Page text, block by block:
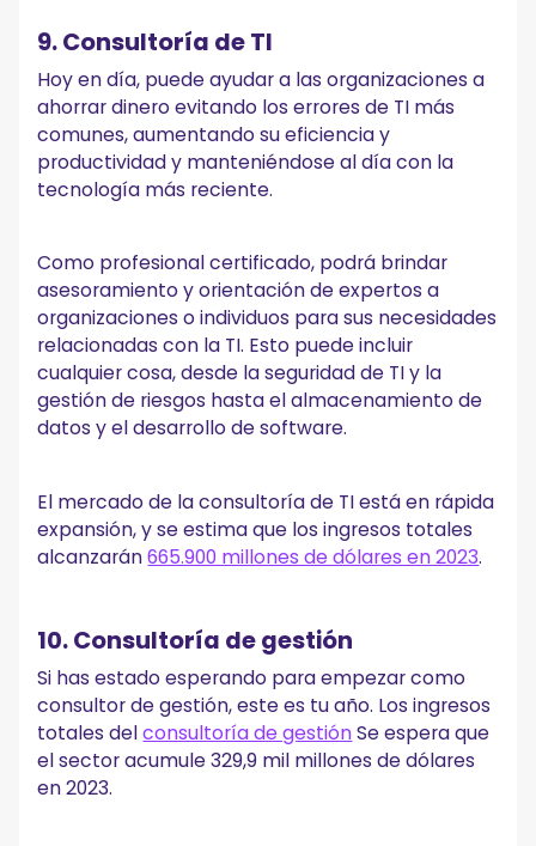
9. Consultoría de TI
Hoy en día, puede ayudar a las organizaciones a
ahorrar dinero evitando los errores de TI más
comunes, aumentando su eficiencia y
productividad y manteniéndose al día con la
tecnología más reciente.
Como profesional certificado, podrá brindar
asesoramiento y orientación de expertos a
organizaciones o individuos para sus necesidades
relacionadas con la TI. Esto puede incluir
cualquier cosa, desde la seguridad de TI y la
gestión de riesgos hasta el almacenamiento de
datos y el desarrollo de software.
El mercado de la consultoría de TI está en rápida
expansión, y se estima que los ingresos totales
alcanzarán665.900 millones de dólares en 2023.
10. Consultoría de gestión
Si has estado esperando para empezar como
consultor de gestión, este es tu año. Los ingresos
totales delconsultoría de gestiónSe espera que
el sector acumule 329,9 mil millones de dólares
en 2023.